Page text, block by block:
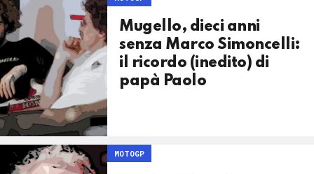
Mugello, dieci anni
senza Marco Simoncelli:
il ricordo (inedito) di
papà Paolo
MOTOGP